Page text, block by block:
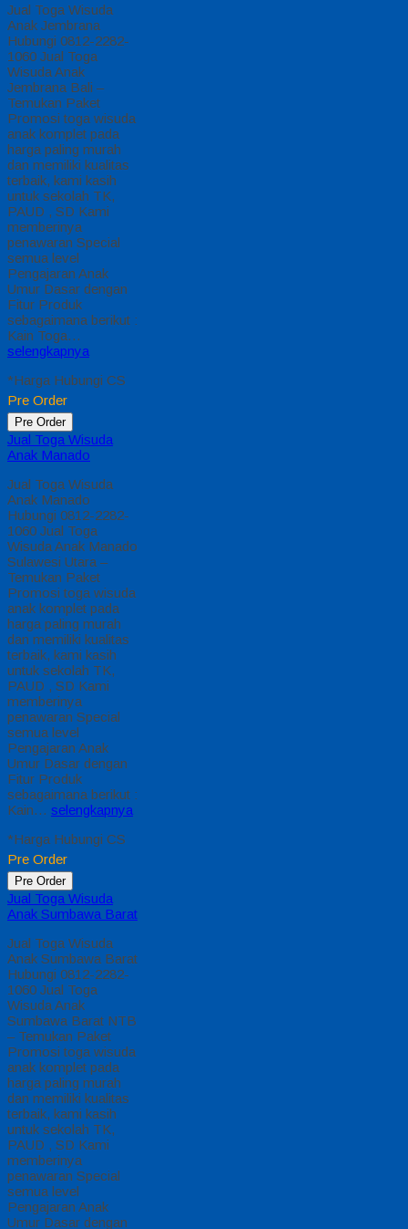
Jual Toga Wisuda
Anak Jembrana
Hubungi 0812-2282-
1060 Jual Toga
Wisuda Anak
Jembrana Bali –
Temukan Paket
Promosi toga wisuda
anak komplet pada
harga paling murah
dan memiliki kualitas
terbaik, kami kasih
untuk sekolah TK,
PAUD , SD Kami
memberinya
penawaran Special
semua level
Pengajaran Anak
Umur Dasar dengan
Fitur Produk
sebagaimana berikut :
Kain Toga…
selengkapnya
*Harga Hubungi CS
Pre Order
Pre Order
Jual Toga Wisuda
Anak Manado
Jual Toga Wisuda
Anak Manado
Hubungi 0812-2282-
1060 Jual Toga
Wisuda Anak Manado
Sulawesi Utara –
Temukan Paket
Promosi toga wisuda
anak komplet pada
harga paling murah
dan memiliki kualitas
terbaik, kami kasih
untuk sekolah TK,
PAUD , SD Kami
memberinya
penawaran Special
semua level
Pengajaran Anak
Umur Dasar dengan
Fitur Produk
sebagaimana berikut :
Kain… selengkapnya
*Harga Hubungi CS
Pre Order
Pre Order
Jual Toga Wisuda
Anak Sumbawa Barat
Jual Toga Wisuda
Anak Sumbawa Barat
Hubungi 0812-2282-
1060 Jual Toga
Wisuda Anak
Sumbawa Barat NTB
– Temukan Paket
Promosi toga wisuda
anak komplet pada
harga paling murah
dan memiliki kualitas
terbaik, kami kasih
untuk sekolah TK,
PAUD , SD Kami
memberinya
penawaran Special
semua level
Pengajaran Anak
Umur Dasar dengan